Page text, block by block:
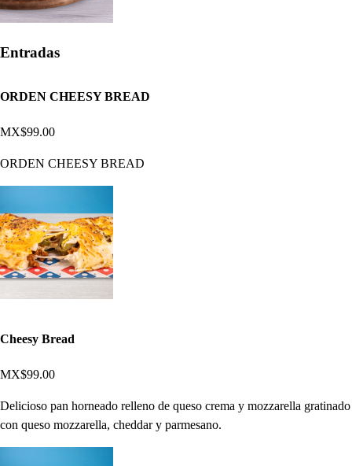
Entradas
ORDEN CHEESY BREAD
MX$99.00
ORDEN CHEESY BREAD
Cheesy Bread
MX$99.00
Delicioso pan horneado relleno de queso crema y mozzarella gratinado
con queso mozzarella, cheddar y parmesano.